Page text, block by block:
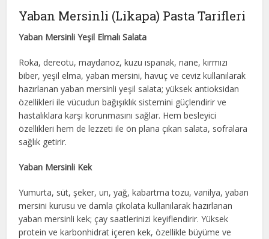
Yaban Mersinli (Likapa) Pasta Tarifleri
Yaban Mersinli Yeşil Elmalı Salata
Roka, dereotu, maydanoz, kuzu ıspanak, nane, kırmızı
biber, yeşil elma, yaban mersini, havuç ve ceviz kullanılarak
hazırlanan yaban mersinli yeşil salata; yüksek antioksidan
özellikleri ile vücudun bağışıklık sistemini güçlendirir ve
hastalıklara karşı korunmasını sağlar. Hem besleyici
özellikleri hem de lezzeti ile ön plana çıkan salata, sofralara
sağlık getirir.
Yaban Mersinli Kek
Yumurta, süt, şeker, un, yağ, kabartma tozu, vanilya, yaban
mersini kurusu ve damla çikolata kullanılarak hazırlanan
yaban mersinli kek; çay saatlerinizi keyiflendirir. Yüksek
protein ve karbonhidrat içeren kek, özellikle büyüme ve